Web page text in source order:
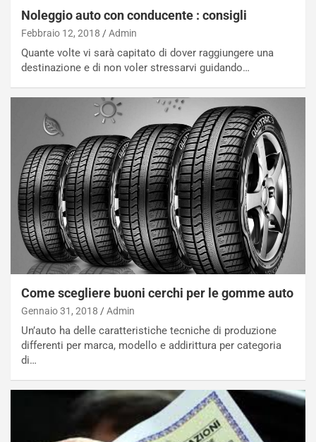
Noleggio auto con conducente : consigli
Febbraio 12, 2018 Admin
Quante volte vi sarà capitato di dover raggiungere una
destinazione e di non voler stressarvi guidando…
Come scegliere buoni cerchi per le gomme auto
Gennaio 31, 2018 Admin
Un’auto ha delle caratteristiche tecniche di produzione
differenti per marca, modello e addirittura per categoria
di…
u
n
N
u
v
o
r
d
M
o
n
i
a
e
V
i
NOTIZIE
o
m
a
t
o
l
r
a
o
d
P
a